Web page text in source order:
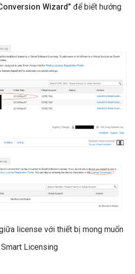
Wizard” để biết hướng
license với thiết bị mong muốn
Licensing